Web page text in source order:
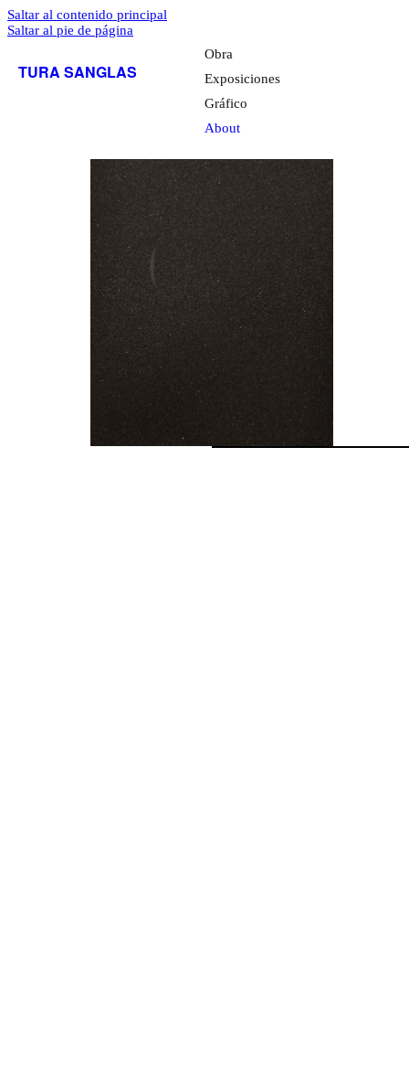
Saltar al contenido principal
Saltar al pie de página
TURA SANGLAS
Obra
Exposiciones
Gráfico
About